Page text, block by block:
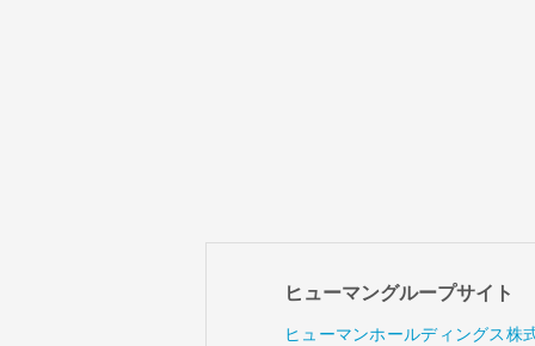
ヒューマングループサイト
ヒューマンホールディングス株